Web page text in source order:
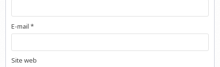
E-mail*
Site web